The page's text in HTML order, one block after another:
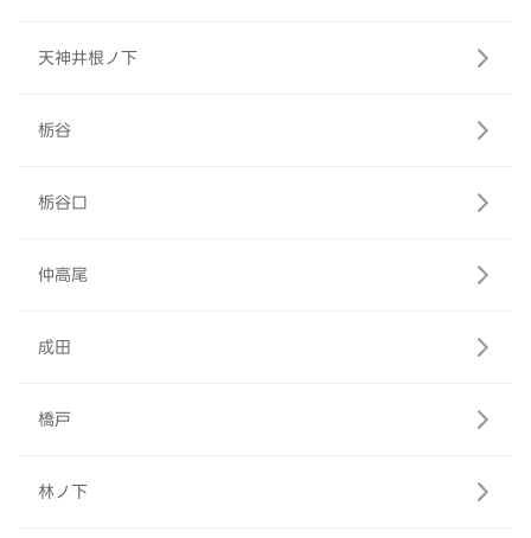
天神井根ノ下
栃谷
栃谷口
仲高尾
成田
橋戸
林ノ下